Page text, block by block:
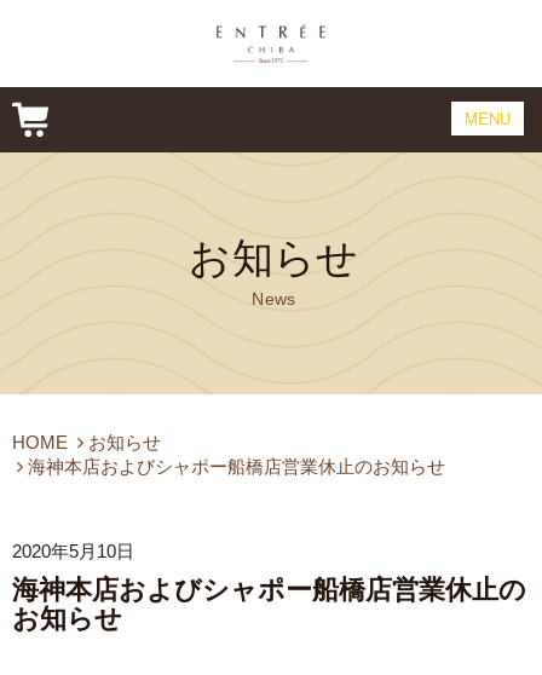
MENU
PRODUCT
CONTACT
お知らせ
News
HOME
お知らせ
海神本店およびシャポー船橋店営業休止のお知らせ
2020年5月10日
海神本店およびシャポー船橋店営業休止の
お知らせ